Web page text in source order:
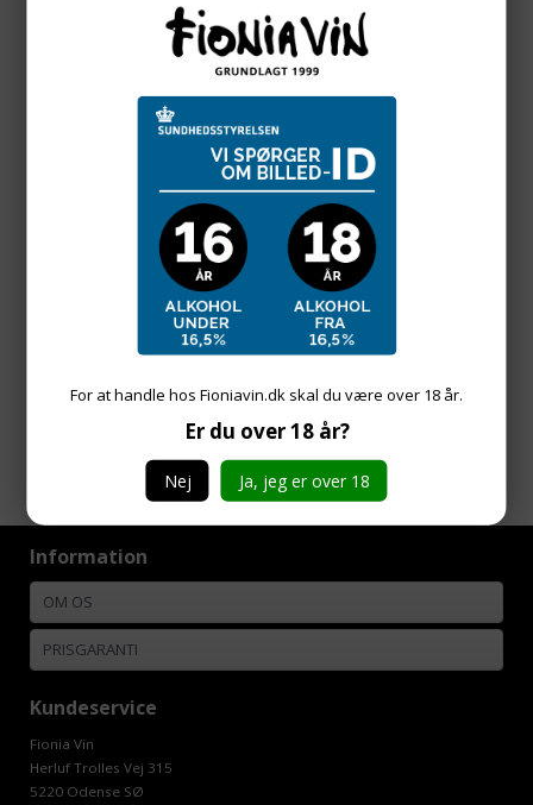
For at handle hos Fioniavin.dk skal du være over 18 år.
Er du over 18 år?
Nej Ja, jeg er over 18
115,00
Barbeau Cognac VSOP - høj
kvalitet til lav pris
Cognac - Frankrig - -
185,00
Side 1/1
Information
OM OS
PRISGARANTI
Kundeservice
Fionia Vin
Herluf Trolles Vej 315
5220 Odense SØ